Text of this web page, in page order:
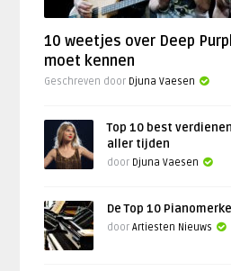
10 weetjes over Deep
moet kennen
Geschreven door Djuna Vaesen
Top 10 best
aller tijden
door Djuna Vaesen
De Top 10
doorArtiesten Nieuws